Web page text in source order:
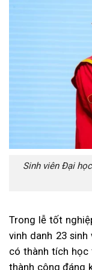
Sinh viên Đại
Trong lễ tốt
vinh danh 23
có thành tích
thành công đáng